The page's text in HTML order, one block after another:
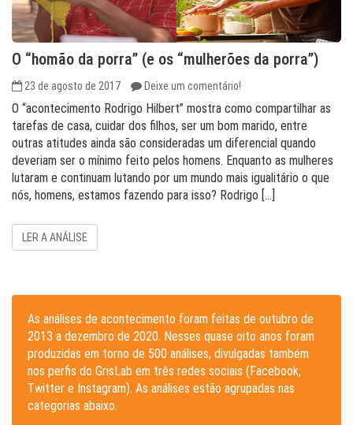
O “homão da porra” (e os “mulherões da porra”)
23 de agosto de 2017 Deixe um comentário!
O “acontecimento Rodrigo Hilbert” mostra como compartilhar as
tarefas de casa, cuidar dos filhos, ser um bom marido, entre
outras atitudes ainda são consideradas um diferencial quando
deveriam ser o mínimo feito pelos homens. Enquanto as mulheres
lutaram e continuam lutando por um mundo mais igualitário o que
nós, homens, estamos fazendo para isso? Rodrigo […]
LER A ANÁLISE
As análises de acontecimento foram feitas de outubro de
2013 a dezembro de 2020. Nesses quase oito anos foram
produzidas em torno de 500 análises, divulgadas também
nos perfis do GrisLab em três redes sociais (Facebook,
Twitter e Instagram). As análises estão agrupadas nas
categorias abaixo.